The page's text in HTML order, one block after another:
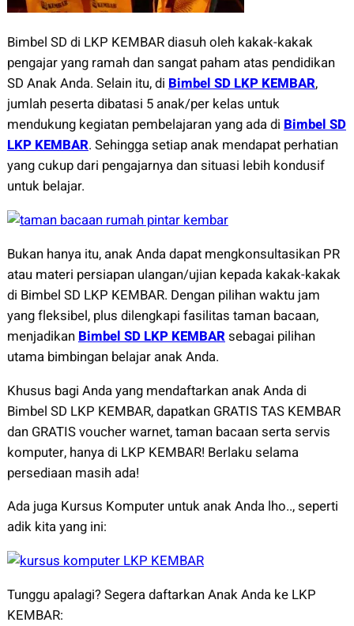
Bimbel SD di LKP KEMBAR diasuh oleh kakak-kakak
pengajar yang ramah dan sangat paham atas pendidikan
SD Anak Anda. Selain itu, di Bimbel SD LKP KEMBAR,
jumlah peserta dibatasi 5 anak/per kelas untuk
mendukung kegiatan pembelajaran yang ada di Bimbel SD
LKP KEMBAR. Sehingga setiap anak mendapat perhatian
yang cukup dari pengajarnya dan situasi lebih kondusif
untuk belajar.
Bukan hanya itu, anak Anda dapat mengkonsultasikan PR
atau materi persiapan ulangan/ujian kepada kakak-kakak
di Bimbel SD LKP KEMBAR. Dengan pilihan waktu jam
yang fleksibel, plus dilengkapi fasilitas taman bacaan,
menjadikan Bimbel SD LKP KEMBARsebagai pilihan
utama bimbingan belajar anak Anda.
Khusus bagi Anda yang mendaftarkan anak Anda di
Bimbel SD LKP KEMBAR, dapatkan GRATIS TAS KEMBAR
dan GRATIS voucher warnet, taman bacaan serta servis
komputer, hanya di LKP KEMBAR! Berlaku selama
persediaan masih ada!
Ada juga Kursus Komputer untuk anak Anda lho.., seperti
adik kita yang ini:
Tunggu apalagi? Segera daftarkan Anak Anda ke LKP
KEMBAR: